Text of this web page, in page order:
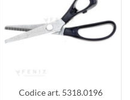
preferiti
Codice art. 5318.0196